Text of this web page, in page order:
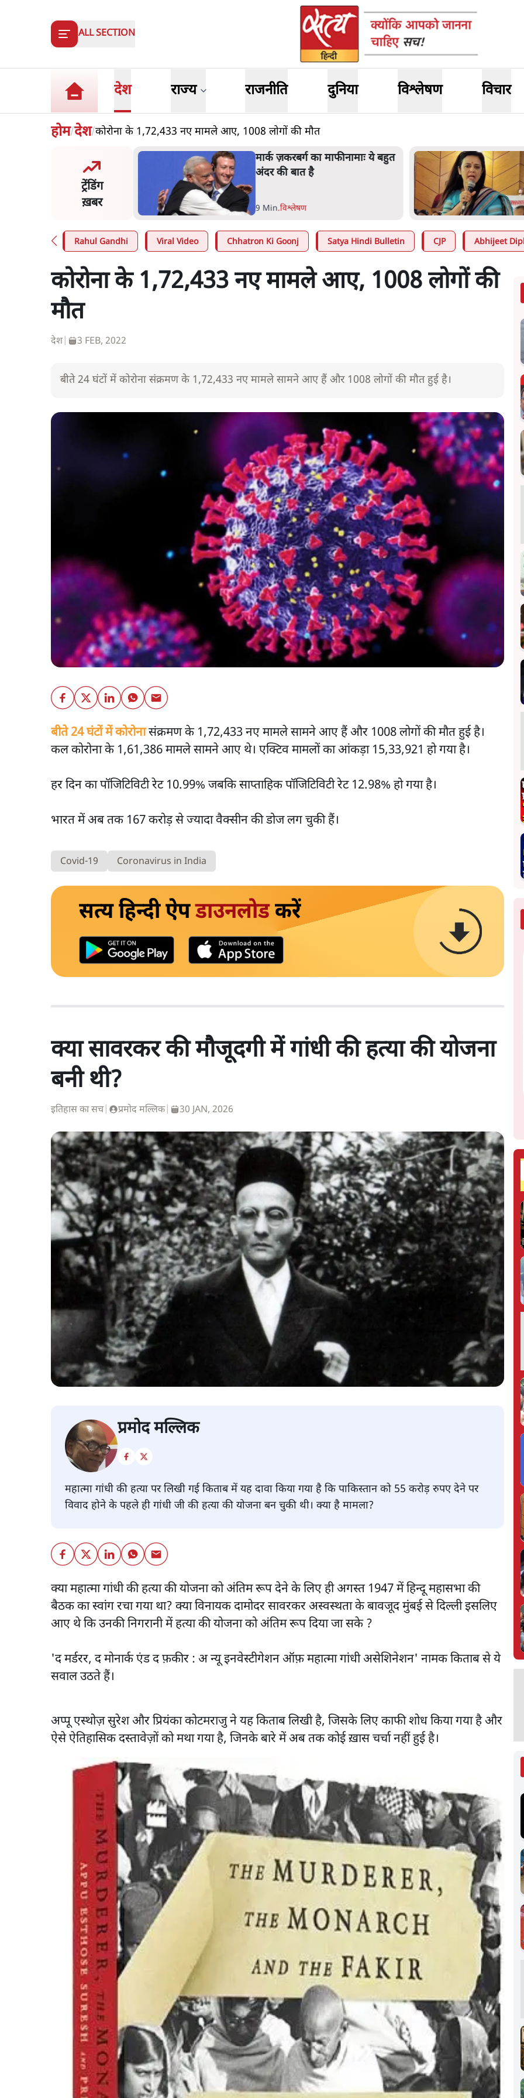
ALL SECTION
देश राज्य राजनीति दुनिया विश्लेषण विचार
होम/देश/कोरोना के 1,72,433 नए मामले आए, 1008 लोगों की मौत
ट्रेंडिंग
ख़बर
मोदी ‘गॉडफादर’ भागवत
Z पर सलाह मानेंः अभिजीत
मार्क ज़करबर्ग का माफीनामाः ये बहुत
अंदर की बात है
9 Min.विश्लेषण
Rahul Gandhi Viral Video Chhatron Ki Goonj Satya Hindi Bulletin CJP Abhijeet
कोरोना के 1,72,433 नए मामले आए, 1008 लोगों की
मौत
देश 3 FEB, 2022
बीते 24 घंटों में कोरोना संक्रमण के 1,72,433 नए मामले सामने आए हैं और 1008 लोगों की मौत हुई है।
बीते 24 घंटों में कोरोनासंक्रमण के 1,72,433 नए मामले सामने आए हैं और 1008 लोगों की मौत हुई है।
कल कोरोना के 1,61,386 मामले सामने आए थे। एक्टिव मामलों का आंकड़ा 15,33,921 हो गया है।
हर दिन का पॉजिटिविटी रेट 10.99% जबकि साप्ताहिक पॉजिटिविटी रेट 12.98% हो गया है।
भारत में अब तक 167 करोड़ से ज्यादा वैक्सीन की डोज लग चुकी हैं।
Covid-19 Coronavirus in India
सत्य हिन्दी ऐपडाउनलोडकरें
क्या सावरकर की मौजूदगी में गांधी की हत्या की योजना
बनी थी?
इतिहास का सच| प्रमोद मल्लिक| 30 JAN, 2026
प्रमोद मल्लिक
महात्मा गांधी की हत्या पर लिखी गई किताब में यह दावा किया गया है कि पाकिस्तान को 55 करोड़ रुपए देने पर
विवाद होने के पहले ही गांधी जी की हत्या की योजना बन चुकी थी। क्या है मामला?
क्या महात्मा गांधी की हत्या की योजना को अंतिम रूप देने के लिए ही अगस्त 1947 में हिन्दू महासभा की
बैठक का स्वांग रचा गया था? क्या विनायक दामोदर सावरकर अस्वस्थता के बावजूद मुंबई से दिल्ली इसलिए
आए थे कि उनकी निगरानी में हत्या की योजना को अंतिम रूप दिया जा सके ?
'द मर्डरर, द मोनार्क एंड द फ़कीर : अ न्यू इनवेस्टीगेशन ऑफ़ महात्मा गांधी असेशिनेशन' नामक किताब से ये
सवाल उठते हैं।
अप्पू एस्थोज़ सुरेश और प्रियंका कोटमराजु ने यह किताब लिखी है, जिसके लिए काफी शोध किया गया है और
ऐसे ऐतिहासिक दस्तावेज़ों को मथा गया है, जिनके बारे में अब तक कोई ख़ास चर्चा नहीं हुई है।